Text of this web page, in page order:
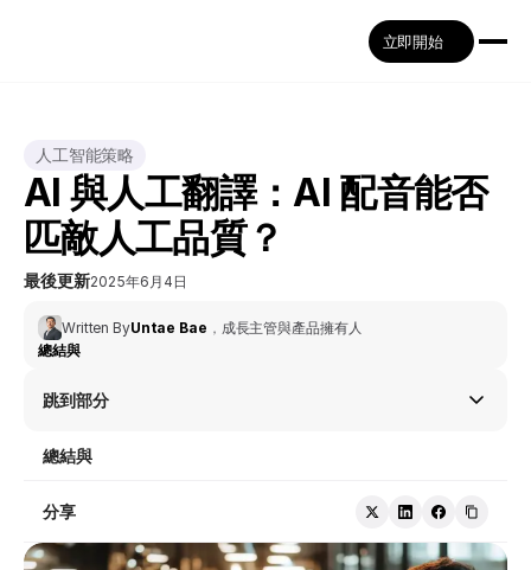
立即開始
人工智能策略
AI 與人工翻譯：AI 配音能否
匹敵人工品質？
最後更新2025年6月4日
Written ByUntae Bae ， 成長主管與產品擁有人
總結與
跳到部分
總結與
分享